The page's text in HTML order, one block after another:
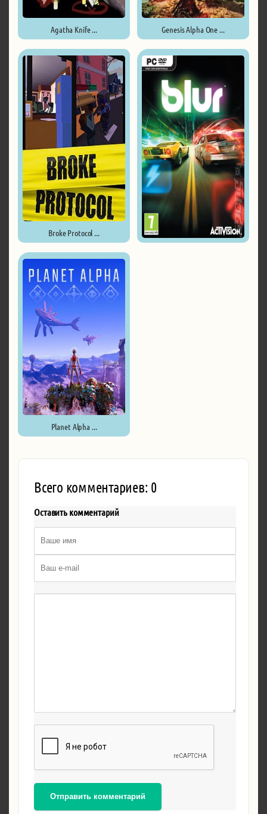
Agatha Knife ... Genesis Alpha One ...
Broke Protocol ...
Planet Alpha ...
Всего комментариев: 0
Оставить комментарий
Отправить комментарий